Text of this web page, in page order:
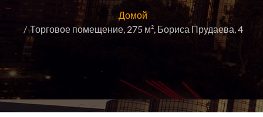
Домой
Торговое помещение, 275 м², Бориса Прудаева, 4